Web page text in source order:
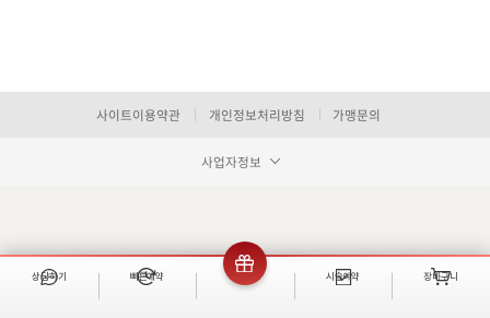
사이트이용약관 개인정보처리방침 가맹문의
사업자정보
상담하기 빠른예약 이벤트 시술예약 장바구니